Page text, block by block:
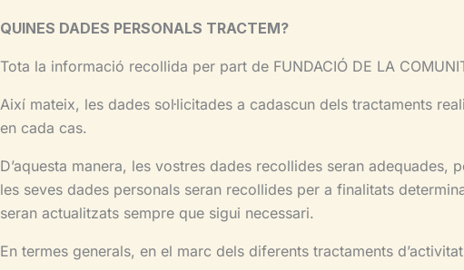
QUINES DADES PERSONALS TRACTEM?
Tota la informació recollida per part de FUNDACIÓ DE LA
Així mateix, les dades sol·licitades a cadascun dels tractaments
en cada cas.
D’aquesta manera, les vostres dades recollides seran
les seves dades personals seran recollides per a finalitats
seran actualitzats sempre que sigui necessari.
En termes generals, en el marc dels diferents tractaments